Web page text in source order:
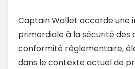
Captain Wallet accorde une
primordiale à la sécurité des
conformité réglementaire,
dans le contexte actuel de